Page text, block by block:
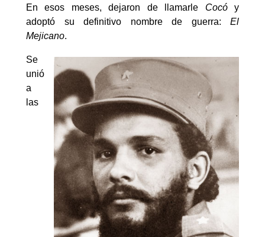
En esos meses, dejaron de llamarle Cocóy
adoptó su definitivo nombre de guerra: El
Mejicano.
Se
unió
a
las